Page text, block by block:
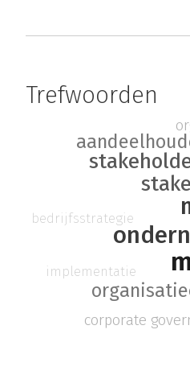
Trefwoorden
corporate
implementatie
bedrijfsstrategie